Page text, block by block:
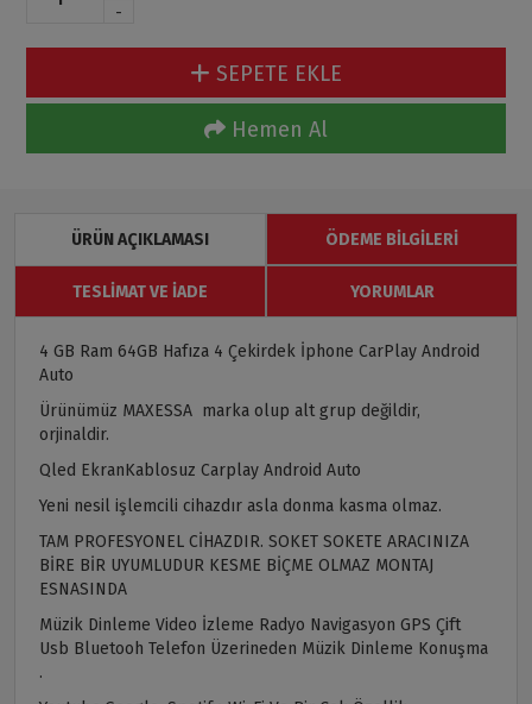
-
SEPETE EKLE
Hemen Al
ÜRÜN AÇIKLAMASI ÖDEME BILGILERI
TESLIMAT VE İADE YORUMLAR
4 GB Ram 64GB Hafıza 4 Çekirdek İphone CarPlay Android
Auto
Ürünümüz MAXESSA marka olup alt grup değildir,
orjinaldir.
Qled EkranKablosuz Carplay Android Auto
Yeni nesil işlemcili cihazdır asla donma kasma olmaz.
TAM PROFESYONEL CİHAZDIR. SOKET SOKETE ARACINIZA
BİRE BİR UYUMLUDUR KESME BİÇME OLMAZ MONTAJ
ESNASINDA
Müzik Dinleme Video İzleme Radyo Navigasyon GPS Çift
Usb Bluetooh Telefon Üzerineden Müzik Dinleme Konuşma
.